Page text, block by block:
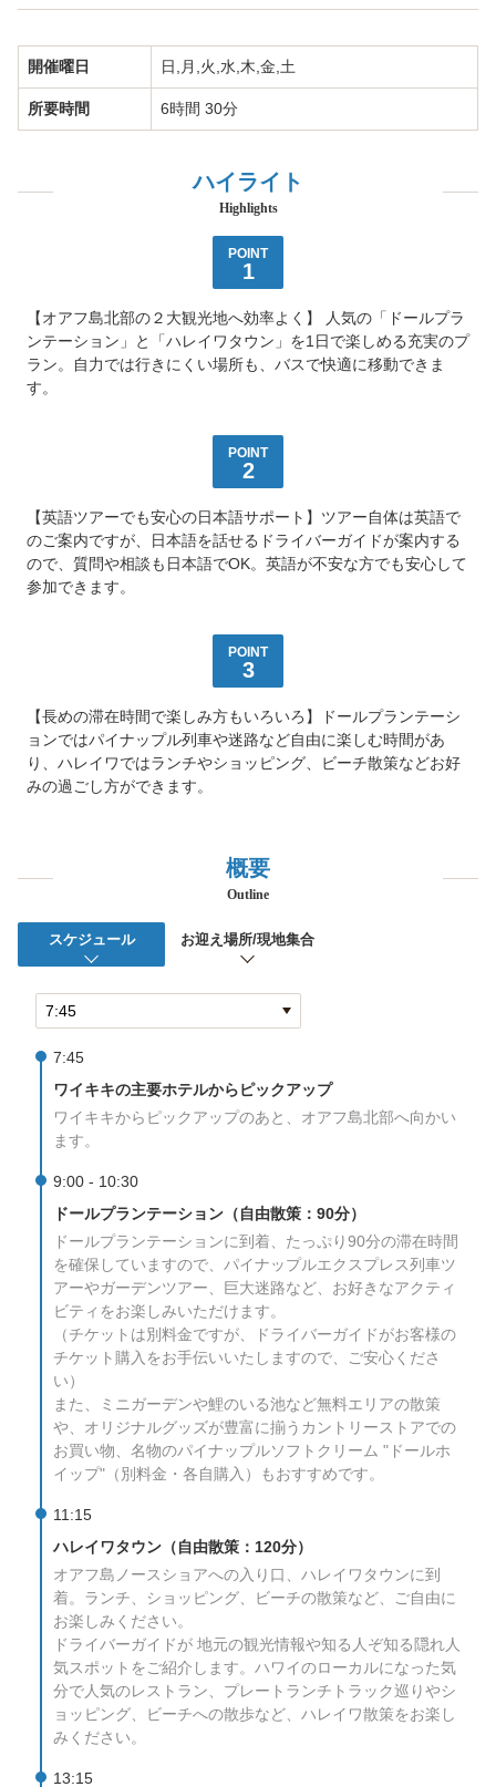
学生団体向けプラン
MICE・企業イベント
スターオブホノルル【船舶概要】
乗船場所・駐車場
送迎サービス
プライバシーポリシー
よくある質問
言語
日本語
開催曜日 日,月,火,水,木,金,土
所要時間 6時間 30分
ハイライト
Highlights
POINT
1
【オアフ島北部の２大観光地へ効率よく】 人気の「ドールプラ
ンテーション」と「ハレイワタウン」を1日で楽しめる充実のプ
ラン。自力では行きにくい場所も、バスで快適に移動できま
す。
POINT
2
【英語ツアーでも安心の日本語サポート】ツアー自体は英語で
のご案内ですが、日本語を話せるドライバーガイドが案内する
ので、質問や相談も日本語でOK。英語が不安な方でも安心して
参加できます。
POINT
3
【長めの滞在時間で楽しみ方もいろいろ】ドールプランテーシ
ョンではパイナップル列車や迷路など自由に楽しむ時間があ
り、ハレイワではランチやショッピング、ビーチ散策などお好
みの過ごし方ができます。
概要
Outline
スケジュール お迎え場所/現地集合
7:45
ワイキキの主要ホテルからピックアップ
ワイキキからピックアップのあと、オアフ島北部へ向かい
ます。
9:00 - 10:30
ドールプランテーション（自由散策：90分）
ドールプランテーションに到着、たっぷり90分の滞在時間
を確保していますので、パイナップルエクスプレス列車ツ
アーやガーデンツアー、巨大迷路など、お好きなアクティ
ビティをお楽しみいただけます。
（チケットは別料金ですが、ドライバーガイドがお客様の
チケット購入をお手伝いいたしますので、ご安心くださ
い）
また、ミニガーデンや鯉のいる池など無料エリアの散策
や、オリジナルグッズが豊富に揃うカントリーストアでの
お買い物、名物のパイナップルソフトクリーム "ドールホ
イップ"（別料金・各自購入）もおすすめです。
11:15
ハレイワタウン（自由散策：120分）
オアフ島ノースショアへの入り口、ハレイワタウンに到
着。ランチ、ショッピング、ビーチの散策など、ご自由に
お楽しみください。
ドライバーガイドが 地元の観光情報や知る人ぞ知る隠れ人
気スポットをご紹介します。ハワイのローカルになった気
分で人気のレストラン、プレートランチトラック巡りやシ
ョッピング、ビーチへの散歩など、ハレイワ散策をお楽し
みください。
13:15